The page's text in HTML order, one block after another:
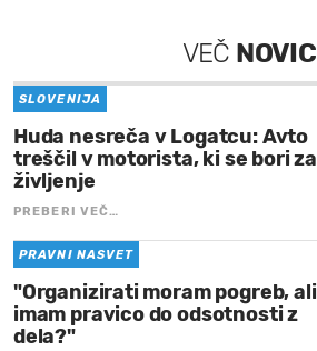
VEČ NOVIC
SLOVENIJA
Huda nesreča v Logatcu: Avto
treščil v motorista, ki se bori za
življenje
PREBERI VEČ…
PRAVNI NASVET
"Organizirati moram pogreb, ali
imam pravico do odsotnosti z
dela?"